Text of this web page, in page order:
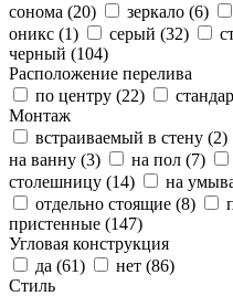
сонома (20) зеркало (6)
оникс (1) серый (32)
черный (104)
Расположение перелива
по центру (22)
Монтаж
встраиваемый в стену (2)
на ванну (3) на пол (7)
столешницу (14) на
отдельно стоящие (8)
пристенные (147)
Угловая конструкция
да (61) нет (86)
Стиль